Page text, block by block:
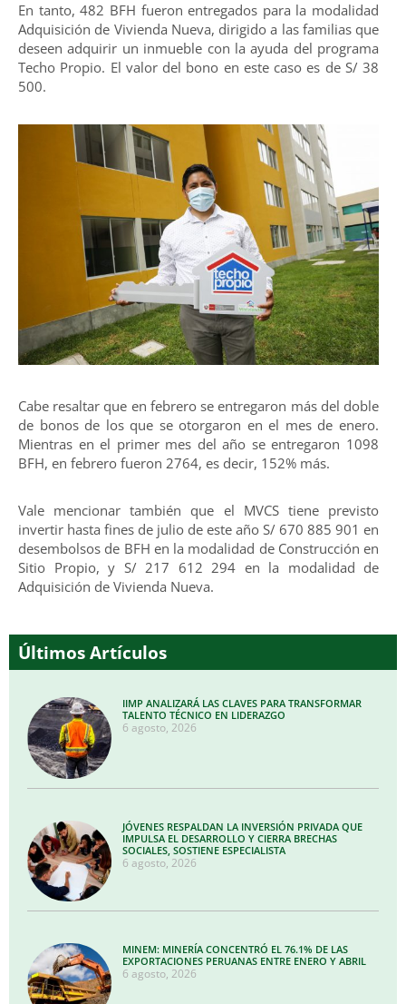
En tanto, 482 BFH fueron entregados para la modalidad
Adquisición de Vivienda Nueva, dirigido a las familias que
deseen adquirir un inmueble con la ayuda del programa
Techo Propio. El valor del bono en este caso es de S/ 38
500.
Cabe resaltar que en febrero se entregaron más del doble
de bonos de los que se otorgaron en el mes de enero.
Mientras en el primer mes del año se entregaron 1098
BFH, en febrero fueron 2764, es decir, 152% más.
Vale mencionar también que el MVCS tiene previsto
invertir hasta fines de julio de este año S/ 670 885 901 en
desembolsos de BFH en la modalidad de Construcción en
Sitio Propio, y S/ 217 612 294 en la modalidad de
Adquisición de Vivienda Nueva.
Últimos Artículos
IIMP ANALIZARÁ LAS CLAVES PARA TRANSFORMAR
TALENTO TÉCNICO EN LIDERAZGO
6 agosto, 2026
JÓVENES RESPALDAN LA INVERSIÓN PRIVADA QUE
IMPULSA EL DESARROLLO Y CIERRA BRECHAS
SOCIALES, SOSTIENE ESPECIALISTA
6 agosto, 2026
MINEM: MINERÍA CONCENTRÓ EL 76.1% DE LAS
EXPORTACIONES PERUANAS ENTRE ENERO Y ABRIL
6 agosto, 2026